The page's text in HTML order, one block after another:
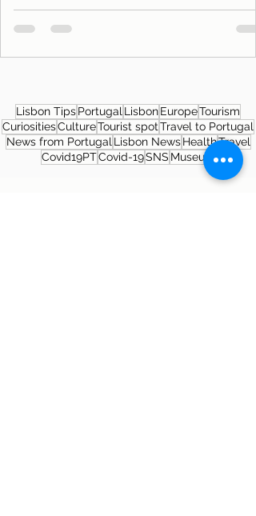
Lisbon TipsPortugal LisbonEuropeTourism
CuriositiesCultureTourist spotTravel to Portugal
News from Portugal Lisbon News HealthTravel
Covid19PTCovid-19SNS Museum